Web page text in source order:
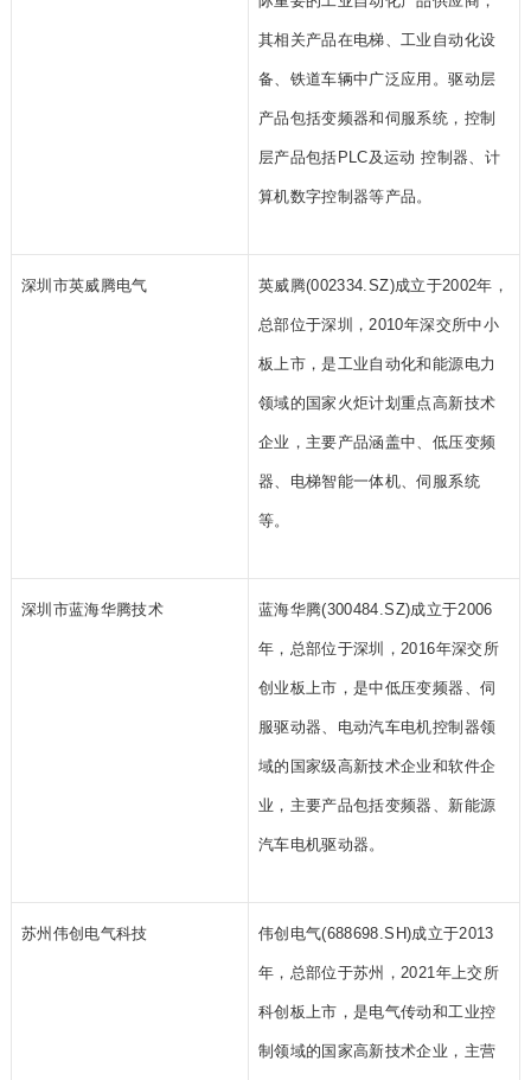
其相关产品在电梯、工业自动化设
备、铁道车辆中广泛应用。驱动层
产品包括变频器和伺服系统，控制
层产品包括PLC及运动 控制器、计
算机数字控制器等产品。
深圳市英威腾电气 英威腾(002334.SZ)成立于2002年，
总部位于深圳，2010年深交所中小
板上市，是工业自动化和能源电力
领域的国家火炬计划重点高新技术
企业，主要产品涵盖中、低压变频
器、电梯智能一体机、伺服系统
等。
深圳市蓝海华腾技术 蓝海华腾(300484.SZ)成立于2006
年，总部位于深圳，2016年深交所
创业板上市，是中低压变频器、伺
服驱动器、电动汽车电机控制器领
域的国家级高新技术企业和软件企
业，主要产品包括变频器、新能源
汽车电机驱动器。
苏州伟创电气科技 伟创电气(688698.SH)成立于2013
年，总部位于苏州，2021年上交所
科创板上市，是电气传动和工业控
制领域的国家高新技术企业，主营